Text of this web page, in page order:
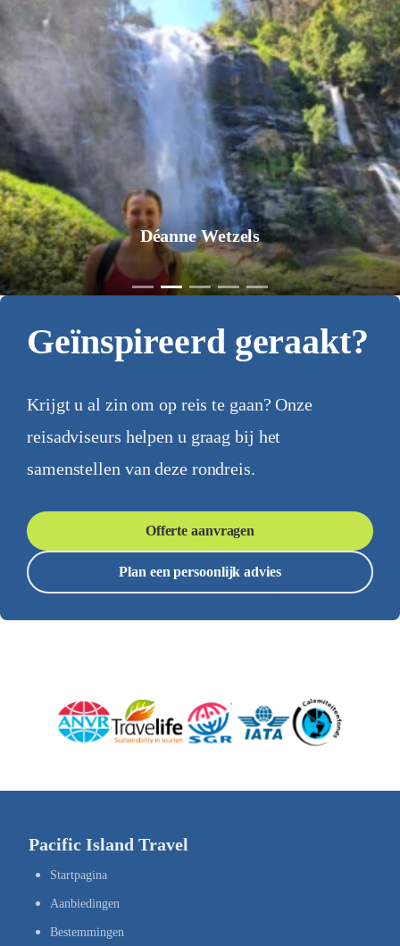
Jurgen Pol
Geïnspireerd geraakt?
Krijgt u al zin om op reis te gaan? Onze
reisadviseurs helpen u graag bij het
samenstellen van deze rondreis.
Offerte aanvragen
Plan een persoonlijk advies
Pacific Island Travel
Startpagina
Aanbiedingen
Bestemmingen